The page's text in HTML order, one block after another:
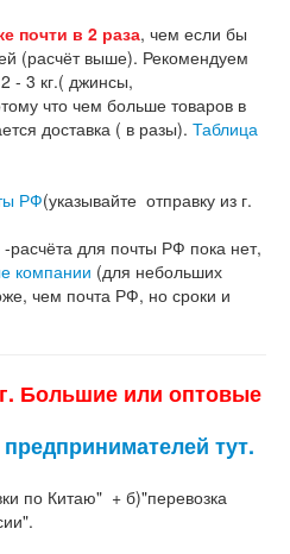
почти в 2 раза, чем если бы
(расчёт выше). Рекомендуем
- 3 кг.( джинсы,
что чем больше товаров в
доставка ( в разы). Таблица
РФ(указывайте отправку из г.
-расчёта для почты РФ пока нет,
компании (для небольших
чем почта РФ, но сроки и
Большие или оптовые
тут.
по Китаю" + б)"перевозка